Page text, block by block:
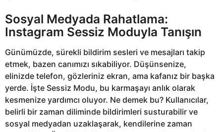
Sosyal Medyada Rahatlama:
Instagram Sessiz Moduyla Tanışın
Günümüzde, sürekli bildirim sesleri ve mesajları takip
etmek, bazen canımızı sıkabiliyor. Düşünsenize,
elinizde telefon, gözleriniz ekran, ama kafanız bir başka
yerde. İşte Sessiz Modu, bu karmaşayı anlık olarak
kesmenize yardımcı oluyor. Ne demek bu? Kullanıcılar,
belirli bir zaman diliminde bildirimleri susturabilir ve
sosyal medyadan uzaklaşarak, kendilerine zaman